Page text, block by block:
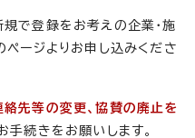
で登録をお考えの企業・施
ページよりお申し込みくださ
先等の変更、協賛の廃止を
手続きをお願いします。